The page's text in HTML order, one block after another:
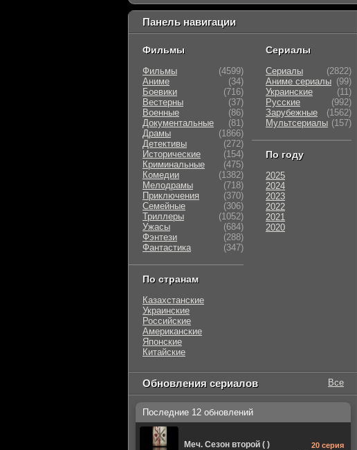
Панель навигации
Фильмы
Фильмы
(4599)
Аниме
(34)
Боевики
(716)
Вестерны
(37)
Военные
(86)
Документальные
(81)
Драмы
(1866)
Детективы
(272)
Исторические
(154)
Криминальные
(475)
Комедии
(1382)
Мелодрамы
(718)
Приключения
(370)
Семейные
(306)
Триллеры
(1052)
Ужасы
(684)
Фэнтези
(288)
Фантастика
(347)
По странам
Казахстанские
Украинские
Российские
Американские
Японские
Китайские
Сериалы
Сериалы
(2822)
Аниме сериалы (99)
Украинские
(11)
Русские
(992)
Зарубежные
(1562)
Мультсериалы (157)
По году
2025
2024
2023
2022
2021
2020
Обновления сериалов Все
Последние 12 обновлений
Меч. Сезон второй ( )
20 серия